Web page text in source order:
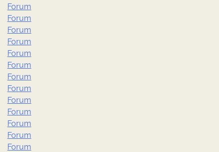
Forum
Forum
Forum
Forum
Forum
Forum
Forum
Forum
Forum
Forum
Forum
Forum
Forum